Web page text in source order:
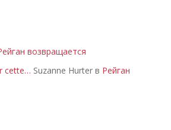
возвращается
cette… Suzanne Hurter в Рейган